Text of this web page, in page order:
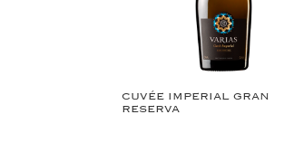
CUVÉE IMPERIAL GRAN
RESERVA